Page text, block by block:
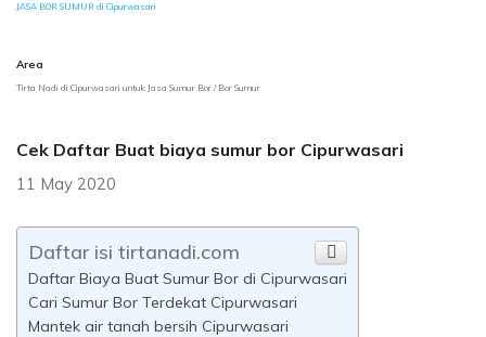
JASA BOR SUMUR di Cipurwasari
Area
Tirta Nadi di Cipurwasari untuk Jasa Sumur Bor / Bor Sumur
Cek Daftar Buat biaya sumur bor Cipurwasari
11 May 2020
Daftar isi tirtanadi.com
Daftar Biaya Buat Sumur Bor di Cipurwasari
Cari Sumur Bor Terdekat Cipurwasari
Mantek air tanah bersih Cipurwasari